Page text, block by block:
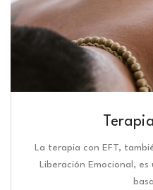
La terapia con EFT,
Liberación Emocional,